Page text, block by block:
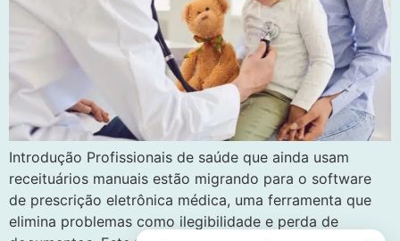
Introdução Profissionais de saúde que ainda usam
receituários manuais estão migrando para o software
de prescrição eletrônica médica, uma ferramenta que
elimina problemas como ilegibilidade e perda de